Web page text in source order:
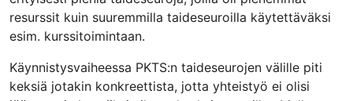
resurssit kuin suuremmilla taideseuroilla käytettäväksi
esim. kurssitoimintaan.
Käynnistysvaiheessa PKTS:n taideseurojen välille piti
keksiä jotakin konkreettista, jotta yhteistyö ei olisi